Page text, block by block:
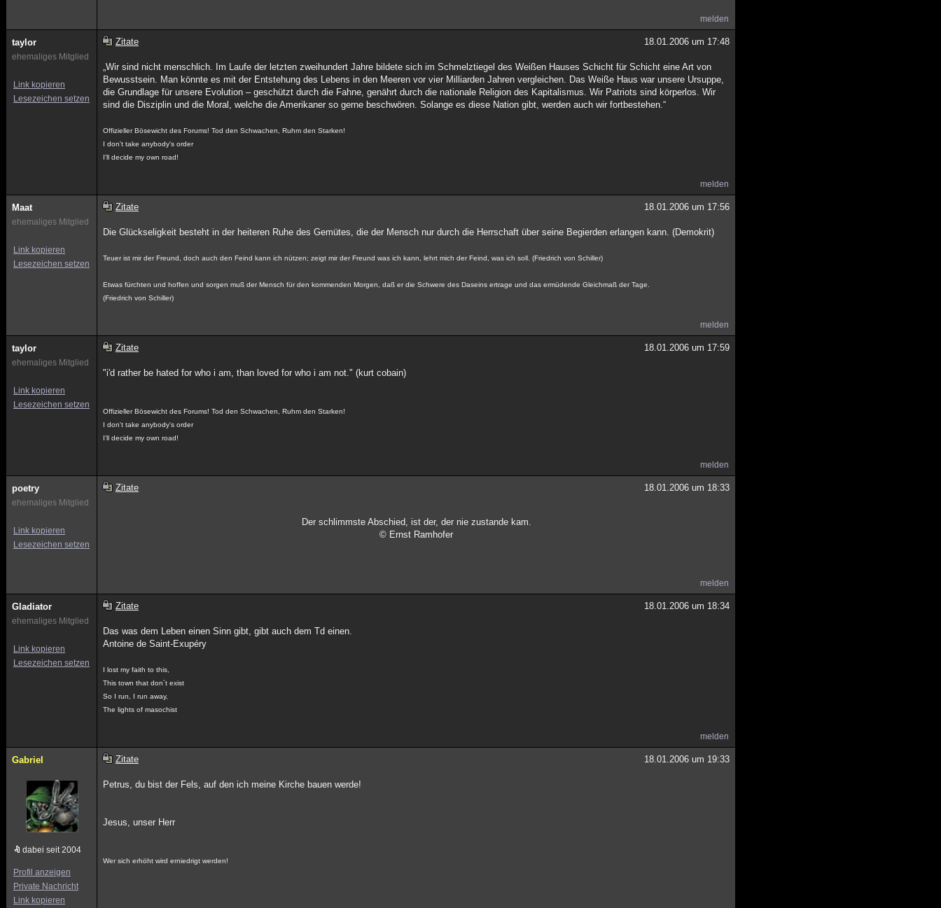
melden
taylor
ehemaliges Mitglied
Link kopieren
Lesezeichen setzen
Zitate 18.01.2006 um 17:48
„Wir sind nicht menschlich. Im Laufe der letzten zweihundert Jahre bildete sich im Schmelztiegel des Weißen Hauses Schicht für Schicht eine Art von
Bewusstsein. Man könnte es mit der Entstehung des Lebens in den Meeren vor vier Milliarden Jahren vergleichen. Das Weiße Haus war unsere Ursuppe,
die Grundlage für unsere Evolution – geschützt durch die Fahne, genährt durch die nationale Religion des Kapitalismus. Wir Patriots sind körperlos. Wir
sind die Disziplin und die Moral, welche die Amerikaner so gerne beschwören. Solange es diese Nation gibt, werden auch wir fortbestehen.“
Offizieller Bösewicht des Forums! Tod den Schwachen, Ruhm den Starken!
I don't take anybody's order
I'll decide my own road!
melden
Maat
ehemaliges Mitglied
Link kopieren
Lesezeichen setzen
Zitate 18.01.2006 um 17:56
Die Glückseligkeit besteht in der heiteren Ruhe des Gemütes, die der Mensch nur durch die Herrschaft über seine Begierden erlangen kann. (Demokrit)
Teuer ist mir der Freund, doch auch den Feind kann ich nützen; zeigt mir der Freund was ich kann, lehrt mich der Feind, was ich soll. (Friedrich von Schiller)
Etwas fürchten und hoffen und sorgen muß der Mensch für den kommenden Morgen, daß er die Schwere des Daseins ertrage und das ermüdende Gleichmaß der Tage.
(Friedrich von Schiller)
melden
taylor
ehemaliges Mitglied
Link kopieren
Lesezeichen setzen
Zitate 18.01.2006 um 17:59
"i'd rather be hated for who i am, than loved for who i am not." (kurt cobain)
Offizieller Bösewicht des Forums! Tod den Schwachen, Ruhm den Starken!
I don't take anybody's order
I'll decide my own road!
melden
poetry
ehemaliges Mitglied
Link kopieren
Lesezeichen setzen
Zitate 18.01.2006 um 18:33
Der schlimmste Abschied, ist der, der nie zustande kam.
© Ernst Ramhofer
melden
Gladiator
ehemaliges Mitglied
Link kopieren
Lesezeichen setzen
Zitate 18.01.2006 um 18:34
Das was dem Leben einen Sinn gibt, gibt auch dem Td einen.
Antoine de Saint-Exupéry
I lost my faith to this,
This town that don´t exist
So I run, I run away,
The lights of masochist
melden
Gabriel
dabei seit 2004
Profil anzeigen
Private Nachricht
Link kopieren
Zitate 18.01.2006 um 19:33
Petrus, du bist der Fels, auf den ich meine Kirche bauen werde!
Jesus, unser Herr
Wer sich erhöht wird erniedrigt werden!